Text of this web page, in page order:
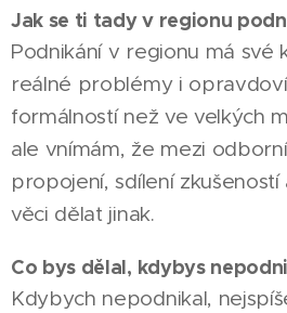
Jak se ti tady v regionu
Podnikání v regionu má své
reálné problémy i
formálností než ve velkých
ale vnímám, že mezi
propojení, sdílení
věci dělat jinak.
Co bys dělal, kdybys
Kdybych nepodnikal,